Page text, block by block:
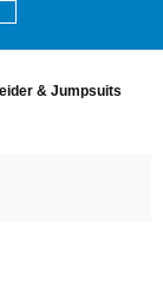
& Jumpsuits